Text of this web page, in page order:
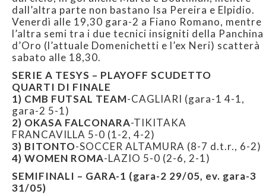
dall’altra parte non bastano Isa Pereira e Elpidio.
Venerdì alle 19,30 gara-2 a Fiano Romano, mentre
l’altra semi tra i due tecnici insigniti della Panchina
d’Oro (l’attuale Domenichetti e l’ex Neri) scatterà
sabato alle 18,30.
SERIE A TESYS – PLAYOFF SCUDETTO
QUARTI DI FINALE
1) CMB FUTSAL TEAM-CAGLIARI (gara-1 4-1,
gara-2 5-1)
2) OKASA FALCONARA-TIKITAKA
FRANCAVILLA 5-0 (1-2, 4-2)
3) BITONTO-SOCCER ALTAMURA (8-7 d.t.r., 6-2)
4) WOMEN ROMA-LAZIO 5-0 (2-6, 2-1)
SEMIFINALI – GARA-1 (gara-2 29/05, ev. gara-3
31/05)